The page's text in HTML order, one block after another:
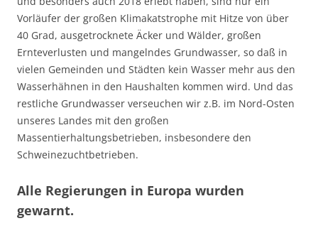
Vorläufer der großen Klimakatstrophe mit Hitze von über
40 Grad, ausgetrocknete Äcker und Wälder, großen
Ernteverlusten und mangelndes Grundwasser, so daß in
vielen Gemeinden und Städten kein Wasser mehr aus den
Wasserhähnen in den Haushalten kommen wird. Und das
restliche Grundwasser verseuchen wir z.B. im Nord-Osten
unseres Landes mit den großen
Massentierhaltungsbetrieben, insbesondere den
Schweinezuchtbetrieben.
Alle Regierungen in Europa wurden
gewarnt.